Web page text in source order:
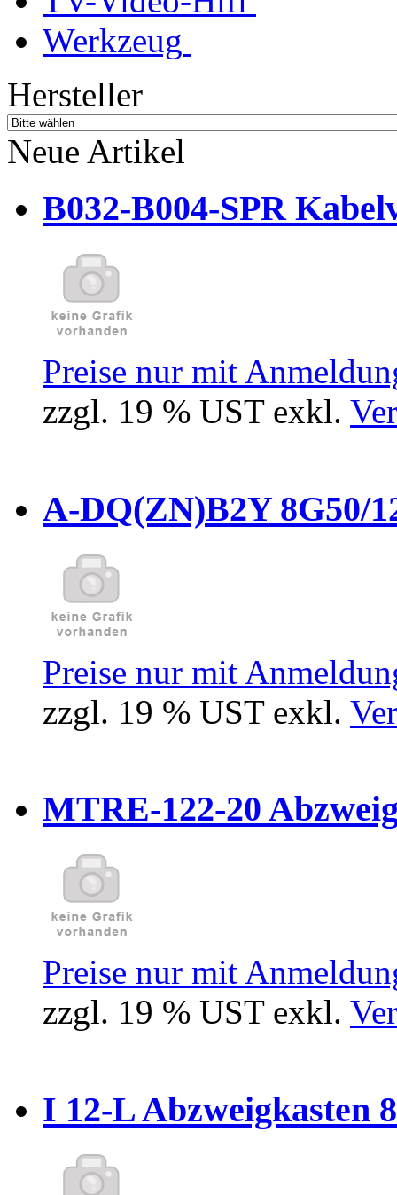
Werkzeug
Hersteller
Neue Artikel
B032-B004-SPR
Preise nur mit
zzgl. 19 % UST exkl.
A-DQ(ZN)B2Y 8G50/
Preise nur mit
zzgl. 19 % UST exkl.
MTRE-122-20
Preise nur mit
zzgl. 19 % UST exkl.
I 12-L Abzweigkasten